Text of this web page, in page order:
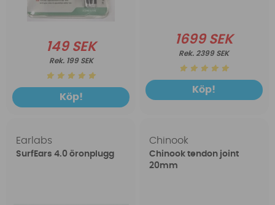
149 SEK
199 SEK
Köp!
1699 SEK
2399 SEK
Köp!
Earlabs
SurfEars 4.0 öronplugg
Chinook
Chinook tendon joint
20mm